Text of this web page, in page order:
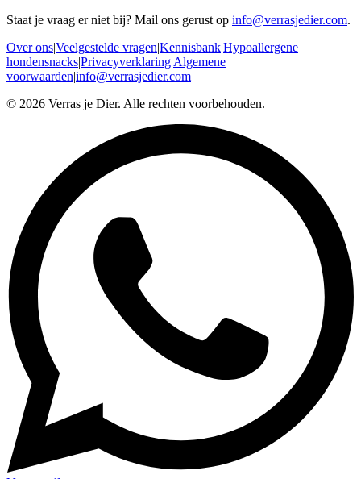
Staat je vraag er niet bij? Mail ons gerust op info@verrasjedier.com.
Over ons|Veelgestelde vragen|Kennisbank|Hypoallergene
hondensnacks|Privacyverklaring|Algemene
voorwaarden|info@verrasjedier.com
© 2026 Verras je Dier. Alle rechten voorbehouden.